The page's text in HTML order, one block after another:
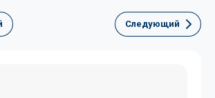
Следующий